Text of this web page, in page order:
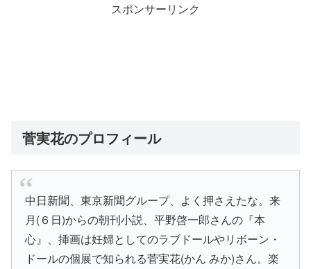
スポンサーリンク
菅実花のプロフィール
中日新聞、東京新聞グループ、よく押さえたな。来
月(６日)からの朝刊小説、平野啓一郎さんの『本
心』、挿画は妊婦としてのラブドールやリボーン・
ドールの個展で知られる菅実花(かん みか)さん。楽